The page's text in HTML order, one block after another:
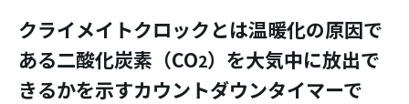
クライメイトクロックとは温暖化の原因で
ある二酸化炭素（CO2）を大気中に放出で
きるかを示すカウントダウンタイマーで